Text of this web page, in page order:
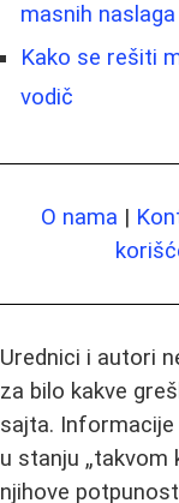
masnih
Kako se rešiti
vodič
O nama |
Urednici i autori
za bilo kakve
sajta.
u stanju „takvom
njihove